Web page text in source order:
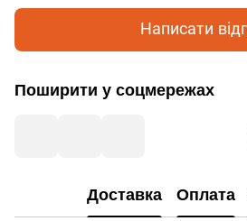
Написати
Поширити у соцмережах
Доставка Оплата